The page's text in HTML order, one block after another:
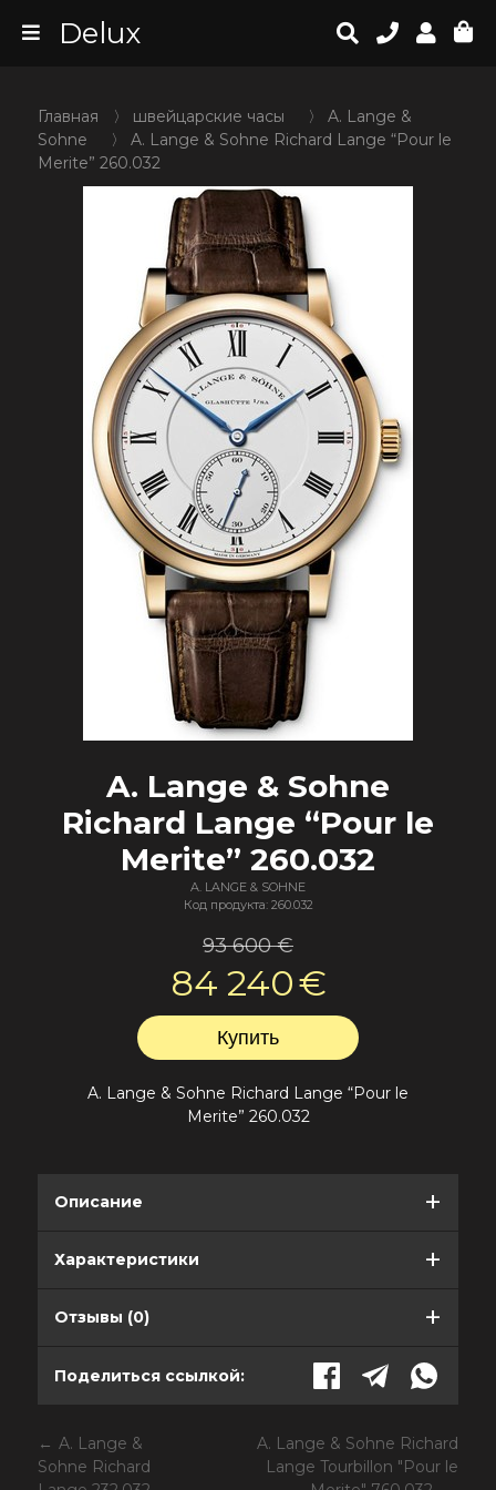
Delux
Главная 〉 швейцарские часы 〉 A. Lange &
Sohne
〉 A. Lange & Sohne Richard Lange “Pour le
Merite” 260.032
A. Lange & Sohne
Richard Lange “Pour le
Merite” 260.032
A. LANGE & SOHNE
Код продукта: 260.032
93 600 €
84 240€
A. Lange & Sohne Richard Lange “Pour le
Merite” 260.032
Описание
Характеристики
Отзывы (0)
Поделиться ссылкой:
A. Lange &
Sohne Richard
A. Lange & Sohne Richard
Lange Tourbillon "Pour le